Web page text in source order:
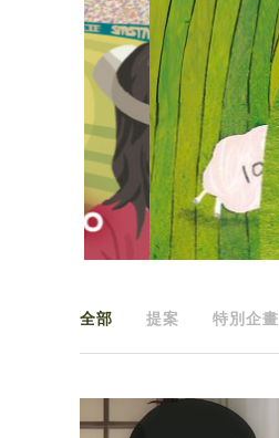
全部 提案 特別企畫